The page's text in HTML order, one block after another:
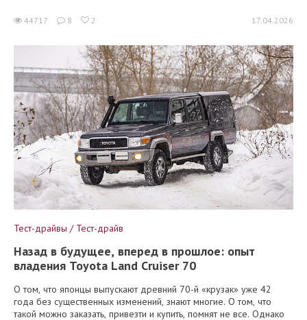
44717 8 2 17.04.2026
Тест-драйвы / Тест-драйв
Назад в будущее, вперед в прошлое: опыт
владения Toyota Land Cruiser 70
О том, что японцы выпускают древний 70-й «крузак» уже 42
года без существенных изменений, знают многие. О том, что
такой можно заказать, привезти и купить, помнят не все. Однако